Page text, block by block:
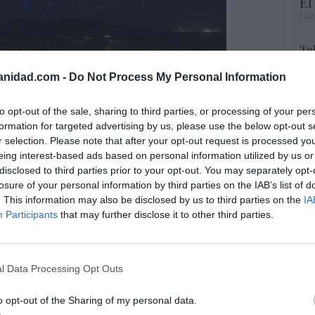
- Do Not Process My Personal Information
opt-out of the sale, sharing to third parties, or processing of your
for targeted advertising by us, please use the below opt-out
selection. Please note that after your opt-out request is processed
interest-based ads based on personal information utilized by us
to third parties prior to your opt-out. You may separately
of your personal information by third parties on the IAB’s list of
This information may also be disclosed by us to third parties on the
Participants that may further disclose it to other third parties.
Data Processing Opt Outs
opt-out of the Sharing of my personal data.
conmemoración del centenario de la muerte
con el encendido de la iluminación
torre de Jesucristo
que, con sus 172,5
Familia en la basílica más alta del
por Fundación Endesa, contribuye a
más importantes del conjunto
en la recta final de la construcción de uno
emblemáticos de la historia
para respetar la obra de Gaudí y reforzar
la luz se convierte en un elemento